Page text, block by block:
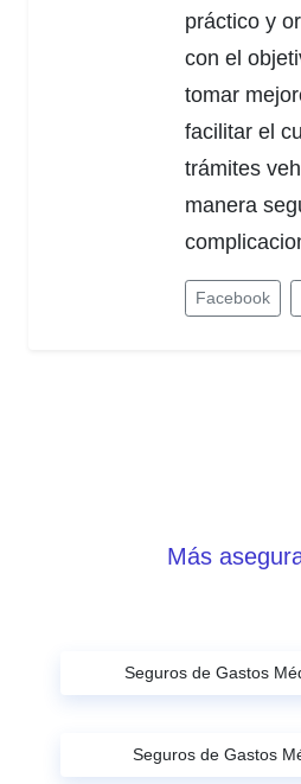
práctico y
con el
tomar
facilitar el
trámites
manera
Facebook
Más
Seguros de Gastos
Seguros de Gastos